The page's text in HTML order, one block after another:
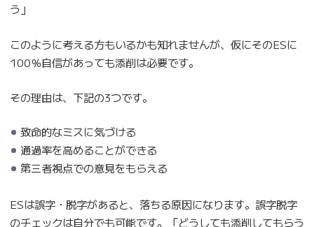
う」
このように考える方もいるかも知れませんが、仮にそのESに
100％自信があっても添削は必要です。
その理由は、下記の3つです。
致命的なミスに気づける
通過率を高めることができる
第三者視点での意見をもらえる
ESは誤字・脱字があると、落ちる原因になります。誤字脱字
のチェックは自分でも可能です。「どうしても添削してもらう